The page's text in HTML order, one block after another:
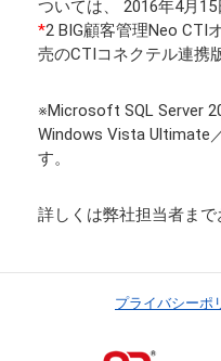
ついては、 2016年4月15
*2 BIG顧客管理Neo CTI
売のCTIコネクテル連携
※Microsoft SQL Server
Windows Vista Ultimate
す。
詳しくは弊社担当者まで
プライバシーポ